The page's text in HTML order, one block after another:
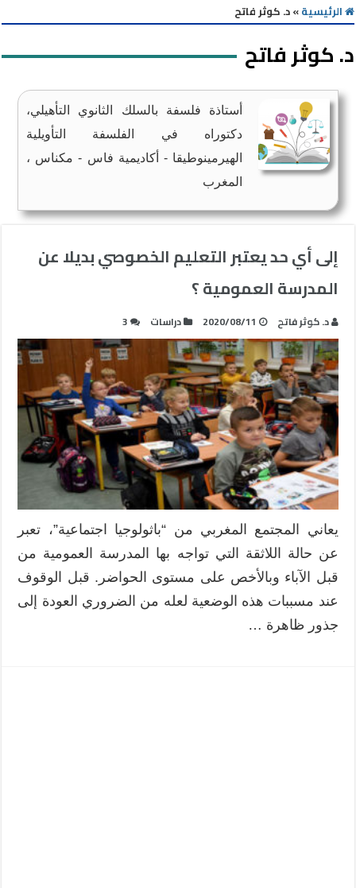
الرئيسية»د. كوثر فاتح
د. كوثر فاتح
أستاذة فلسفة بالسلك الثانوي التأهيلي،
دكتوراه في الفلسفة التأويلية
الهيرمينوطيقا - أكاديمية فاس - مكناس ،
المغرب
إلى أي حد يعتبر التعليم الخصوصي بديلا عن
المدرسة العمومية ؟
د. كوثر فاتح 2020/08/11 دراسات 3
يعاني المجتمع المغربي من “باثولوجيا اجتماعية”، تعبر
عن حالة اللاثقة التي تواجه بها المدرسة العمومية من
قبل الآباء وبالأخص على مستوى الحواضر. قبل الوقوف
عند مسببات هذه الوضعية لعله من الضروري العودة إلى
جذور ظاهرة …